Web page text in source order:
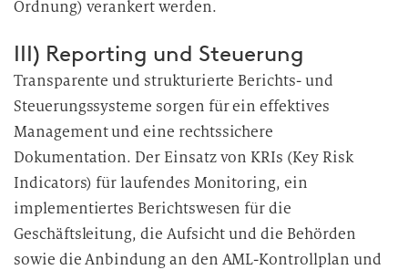
Ordnung) verankert werden.
III) Reporting und Steuerung
Transparente und strukturierte Berichts- und
Steuerungssysteme sorgen für ein effektives
Management und eine rechtssichere
Dokumentation. Der Einsatz von KRIs (Key Risk
Indicators) für laufendes Monitoring, ein
implementiertes Berichtswesen für die
Geschäftsleitung, die Aufsicht und die Behörden
sowie die Anbindung an den AML-Kontrollplan und